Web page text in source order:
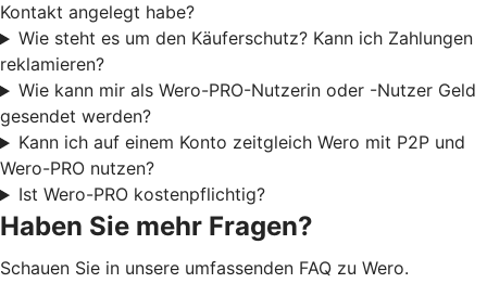
Kontakt angelegt habe?
Wie steht es um den Käuferschutz? Kann ich Zahlungen
reklamieren?
Wie kann mir als Wero-PRO-Nutzerin oder -Nutzer Geld
gesendet werden?
Kann ich auf einem Konto zeitgleich Wero mit P2P und
Wero-PRO nutzen?
Ist Wero-PRO kostenpflichtig?
Haben Sie mehr Fragen?
Schauen Sie in unsere umfassenden FAQ zu Wero.